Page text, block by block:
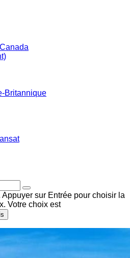
Canada
Britannique
sur Entrée pour choisir la
Votre choix est